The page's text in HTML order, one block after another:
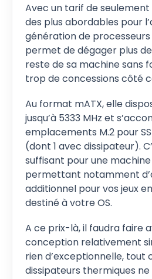
Avec un tarif de seulement
des plus abordables pour
génération de
permet de dégager plus
reste de sa machine sans
trop de concessions côté
Au format mATX, elle
jusqu’à 5333 MHz et
emplacements M.2 pour
(dont 1 avec dissipateur).
suffisant pour une
permettant notamment
additionnel pour vos jeux
destiné à votre OS.
A ce prix-là, il faudra faire
conception relativement
rien d’exceptionnelle, tout
dissipateurs thermiques